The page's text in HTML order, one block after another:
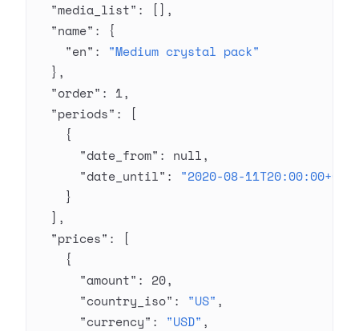
  "media_list"
: [],
  "name"
: {
    "en"
: "Medium crystal pack"
  },
  "order"
: 1,
  "periods"
: [
    {
      "date_from"
: null,
      "date_until"
: "2020-08-
    }
  ],
  "prices"
: [
    {
      "amount"
: 20,
      "country_iso"
: "US" ,
      "currency"
: "USD" ,